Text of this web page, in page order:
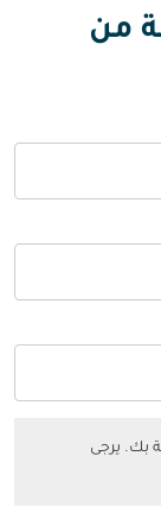
من
بك. يرجى